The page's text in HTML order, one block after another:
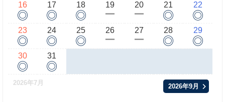
16
◎
17
◎
18
◎
19
ー
20
ー
21
◎
22
◎
23
◎
24
◎
25
◎
26
ー
27
ー
28
◎
29
◎
30
◎
31
◎
2026年7月 2026年9月